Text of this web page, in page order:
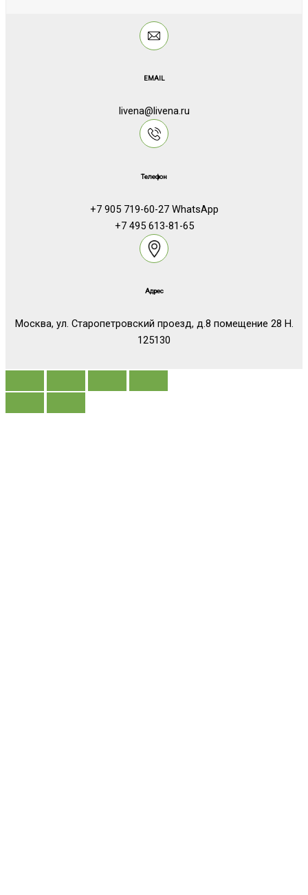
EMAIL
livena@livena.ru
Телефон
+7 905 719-60-27 WhatsApp
+7 495 613-81-65
Адрес
Москва, ул. Старопетровский проезд, д.8 помещение 28 Н.
125130